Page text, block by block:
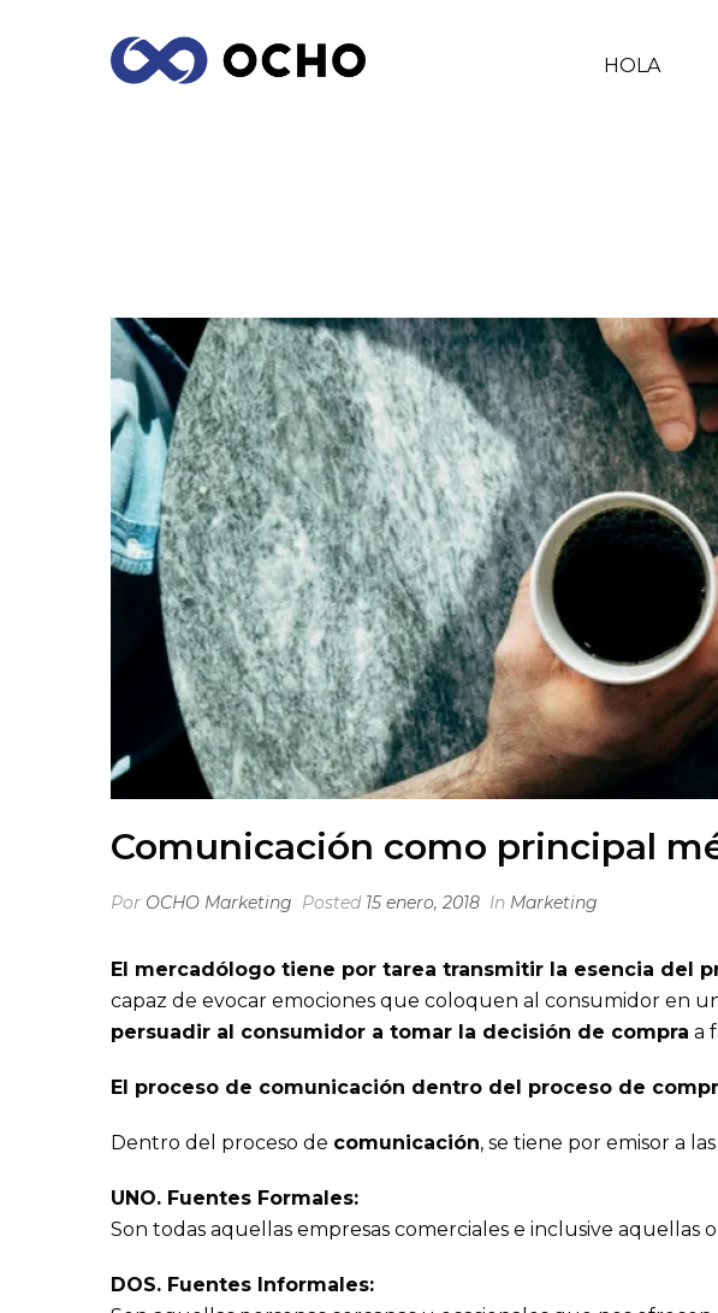
HOLA
Comunicación como principal
Por OCHO Marketing Posted 15 enero, 2018 In Marketing
El mercadólogo tiene por tarea transmitir la esencia del
capaz de evocar emociones que coloquen al consumidor en
persuadir al consumidor a tomar la decisión de compra a
El proceso de comunicación dentro del proceso de
Dentro del proceso de comunicación, se tiene por emisor a
UNO. Fuentes Formales:
Son todas aquellas empresas comerciales e inclusive aquellas
DOS. Fuentes Informales: